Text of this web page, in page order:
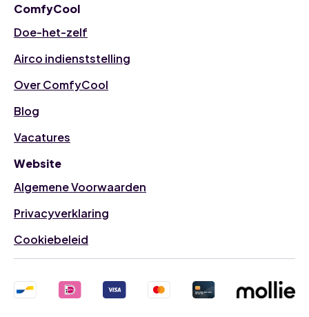
ComfyCool
Doe-het-zelf
Airco indienststelling
Over ComfyCool
Blog
Vacatures
Website
Algemene Voorwaarden
Privacyverklaring
Cookiebeleid